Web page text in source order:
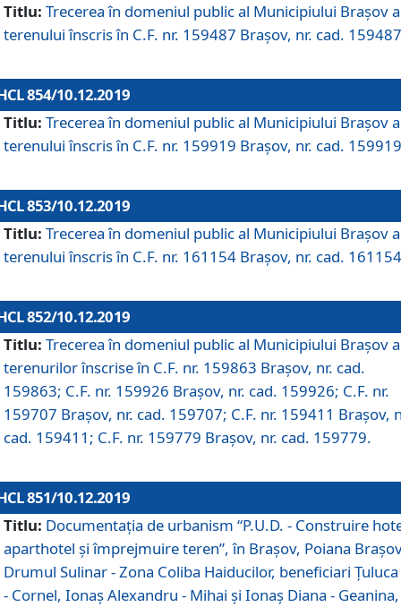
Titlu: Trecerea în domeniul public al Municipiului Braşov a
terenului înscris în C.F. nr. 159487 Brașov, nr. cad.
854/10.12.2019
Titlu: Trecerea în domeniul public al Municipiului Braşov a
terenului înscris în C.F. nr. 159919 Brașov, nr. cad.
853/10.12.2019
Titlu: Trecerea în domeniul public al Municipiului Braşov a
terenului înscris în C.F. nr. 161154 Brașov, nr. cad.
852/10.12.2019
Titlu: Trecerea în domeniul public al Municipiului Braşov a
terenurilor înscrise în C.F. nr. 159863 Brașov, nr. cad.
159863; C.F. nr. 159926 Brașov, nr. cad. 159926; C.F. nr.
159707 Brașov, nr. cad. 159707; C.F. nr. 159411 Brașov,
cad. 159411; C.F. nr. 159779 Brașov, nr. cad. 159779.
851/10.12.2019
Titlu: Documentaţia de urbanism “P.U.D. - Construire
aparthotel şi împrejmuire teren”, în Braşov, Poiana
Drumul Sulinar - Zona Coliba Haiducilor, beneficiari
- Cornel, Ionaş Alexandru - Mihai şi Ionaş Diana - Geanina,